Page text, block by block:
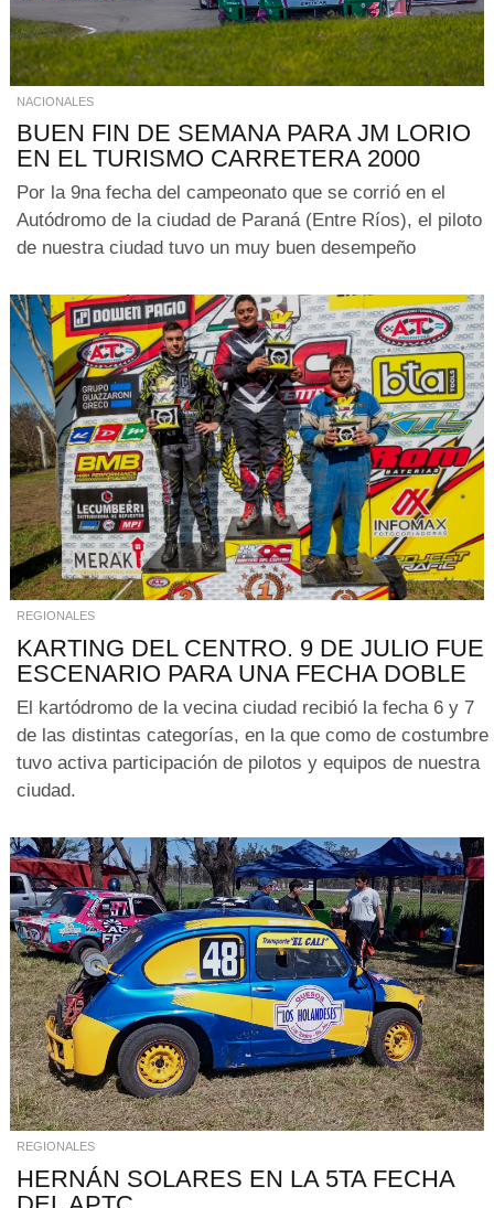
NACIONALES
BUEN FIN DE SEMANA PARA JM LORIO
EN EL TURISMO CARRETERA 2000
Por la 9na fecha del campeonato que se corrió en el
Autódromo de la ciudad de Paraná (Entre Ríos), el piloto
de nuestra ciudad tuvo un muy buen desempeño
REGIONALES
KARTING DEL CENTRO. 9 DE JULIO FUE
ESCENARIO PARA UNA FECHA DOBLE
El kartódromo de la vecina ciudad recibió la fecha 6 y 7
de las distintas categorías, en la que como de costumbre
tuvo activa participación de pilotos y equipos de nuestra
ciudad.
REGIONALES
HERNÁN SOLARES EN LA 5TA FECHA